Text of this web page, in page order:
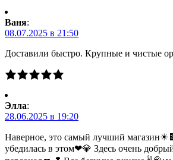
Ваня:
08.07.2025 в 21:50
Доставили быстро. Крупные и чистые
Элла:
28.06.2025 в 19:20
Наверное, это самый лучший
убедилась в этом❤💎 Здесь очень